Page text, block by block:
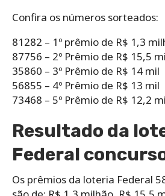
Confira os números sorteados:
81282 – 1º prêmio de R$ 1,3
87756 – 2º Prêmio de R$ 15,5
35860 – 3º Prêmio de R$ 14 mil
56855 – 4º Prêmio de R$ 13 mil
73468 – 5º Prêmio de R$ 12,2
Resultado da
Federal
Os prêmios da loteria Federal